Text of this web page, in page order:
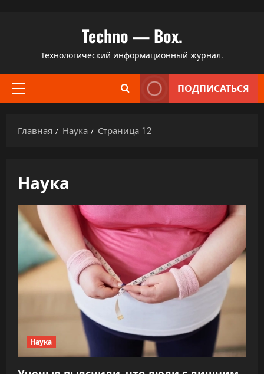
содержимому
Techno — Box.
Технологический информационный журнал.
Основное
ПОДПИСАТЬСЯ
Главная Наука Страница 12
Наука
Наука